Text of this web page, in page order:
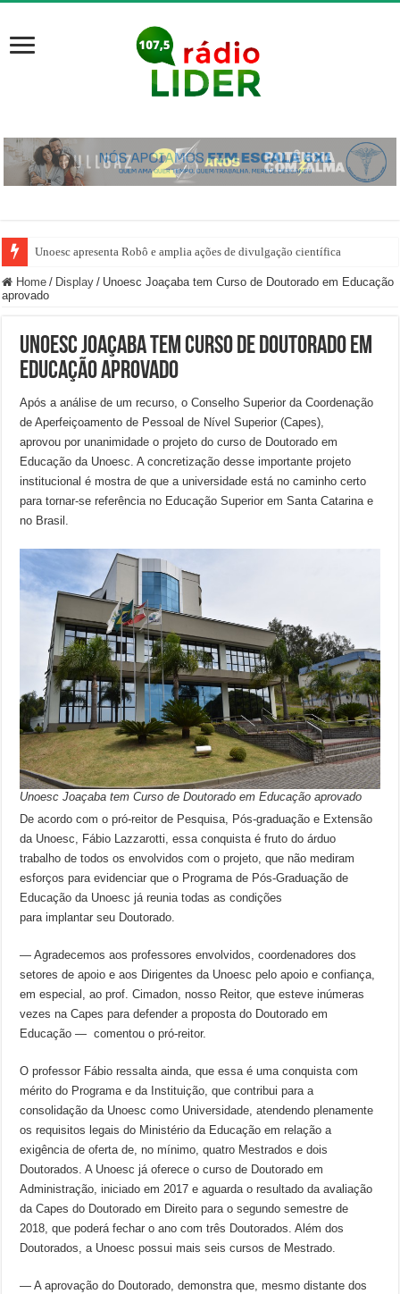
Unoesc apresenta Robô e amplia ações de divulgação científica
Home / Display / Unoesc Joaçaba tem Curso de Doutorado em Educação
aprovado
Unoesc Joaçaba tem Curso de Doutorado em
Educação aprovado
Após a análise de um recurso, o Conselho Superior da Coordenação
de Aperfeiçoamento de Pessoal de Nível Superior (Capes),
aprovou por unanimidade o projeto do curso de Doutorado em
Educação da Unoesc. A concretização desse importante projeto
institucional é mostra de que a universidade está no caminho certo
para tornar-se referência no Educação Superior em Santa Catarina e
no Brasil.
Unoesc Joaçaba tem Curso de Doutorado em Educação aprovado
De acordo com o pró-reitor de Pesquisa, Pós-graduação e Extensão
da Unoesc, Fábio Lazzarotti, essa conquista é fruto do árduo
trabalho de todos os envolvidos com o projeto, que não mediram
esforços para evidenciar que o Programa de Pós-Graduação de
Educação da Unoesc já reunia todas as condições
para implantar seu Doutorado.
— Agradecemos aos professores envolvidos, coordenadores dos
setores de apoio e aos Dirigentes da Unoesc pelo apoio e confiança,
em especial, ao prof. Cimadon, nosso Reitor, que esteve inúmeras
vezes na Capes para defender a proposta do Doutorado em
Educação — comentou o pró-reitor.
O professor Fábio ressalta ainda, que essa é uma conquista com
mérito do Programa e da Instituição, que contribui para a
consolidação da Unoesc como Universidade, atendendo plenamente
os requisitos legais do Ministério da Educação em relação a
exigência de oferta de, no mínimo, quatro Mestrados e dois
Doutorados. A Unoesc já oferece o curso de Doutorado em
Administração, iniciado em 2017 e aguarda o resultado da avaliação
da Capes do Doutorado em Direito para o segundo semestre de
2018, que poderá fechar o ano com três Doutorados. Além dos
Doutorados, a Unoesc possui mais seis cursos de Mestrado.
— A aprovação do Doutorado, demonstra que, mesmo distante dos